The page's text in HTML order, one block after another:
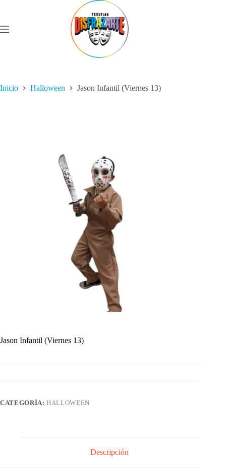
Inicio Halloween Jason Infantil (Viernes 13)
Jason Infantil (Viernes 13)
CATEGORÍA:HALLOWEEN
Descripción